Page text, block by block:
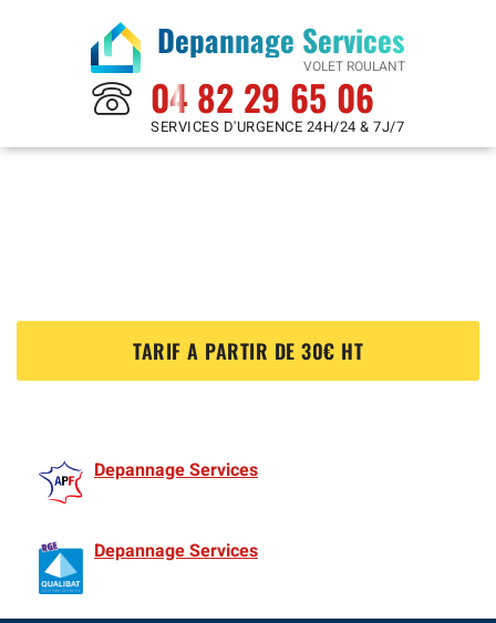
Depannage Services
VOLET ROULANT
04 82 29 65 06
SERVICES D'URGENCE 24H/24 & 7J/7
TARIF A PARTIR DE 30€ HT
Depannage Services
Depannage Services